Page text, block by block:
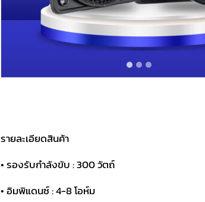
รายละเอียดสินค้า
• รองรับกำลังขับ : 300 วัตถ์
• อิมพิแดนซ์ : 4-8 โอห์ม